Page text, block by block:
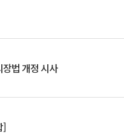
법 개정 시사
]